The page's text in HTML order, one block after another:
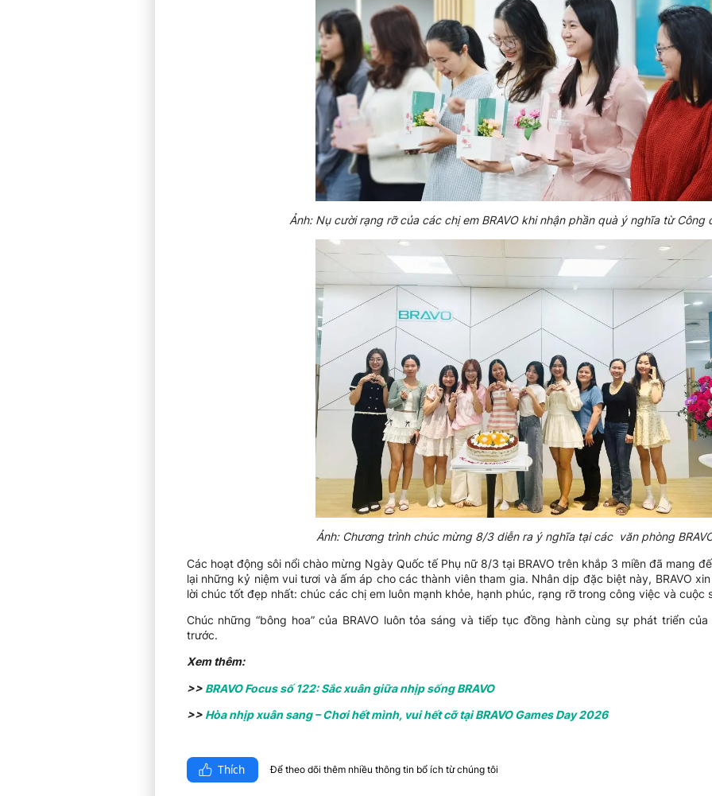
Ảnh: Nụ cười rạng rỡ của các chị em BRAVO khi nhận phần quà ý nghĩa từ Công
Ảnh: Chương trình chúc mừng 8/3 diễn ra ý nghĩa tại các văn phòng
Các hoạt động sôi nổi chào mừng Ngày Quốc tế Phụ nữ 8/3 tại BRAVO trên khắp 3 miền đã mang
lại những kỷ niệm vui tươi và ấm áp cho các thành viên tham gia. Nhân dịp đặc biệt này, BRAVO
lời chúc tốt đẹp nhất: chúc các chị em luôn mạnh khỏe, hạnh phúc, rạng rỡ trong công việc và cuộc
Chúc những “bông hoa” của BRAVO luôn tỏa sáng và tiếp tục đồng hành cùng sự phát triển
trước.
Xem thêm:
>> BRAVO Focus số 122: Sắc xuân giữa nhịp sống BRAVO
>> Hòa nhịp xuân sang – Chơi hết mình, vui hết cỡ tại BRAVO Games Day 2026
Thích Để theo dõi thêm nhiều thông tin bổ ích từ chúng tôi​